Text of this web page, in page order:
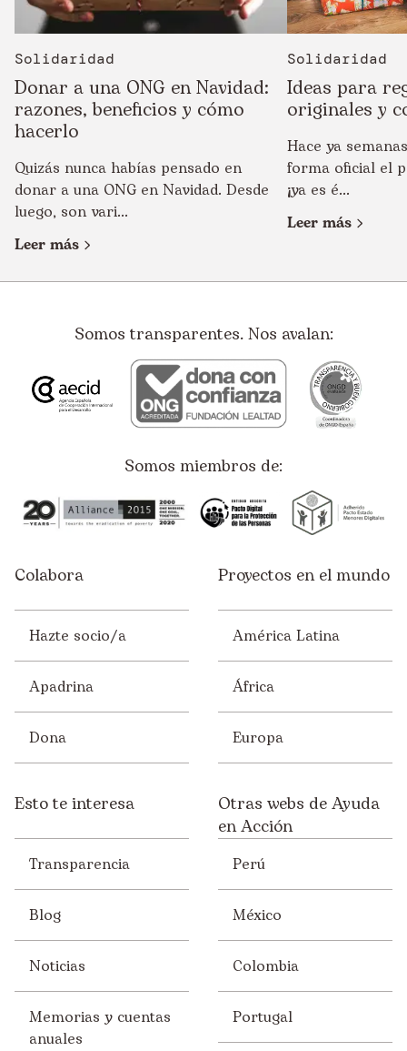
Solidaridad
Donar a una ONG en Navidad:
razones, beneficios y cómo
hacerlo
Quizás nunca habías pensado en
donar a una ONG en Navidad. Desde
luego, son vari...
Leer más
Solidaridad
Ideas para
originales y
Hace ya
forma oficial el
¡ya es é...
Leer más
Somos transparentes. Nos avalan:
Somos miembros de:
Colabora
Hazte socio/a
Apadrina
Dona
Proyectos en el mundo
América Latina
África
Europa
Esto te interesa
Transparencia
Blog
Noticias
Memorias y cuentas
anuales
Otras webs de Ayuda
en Acción
Perú
México
Colombia
Portugal